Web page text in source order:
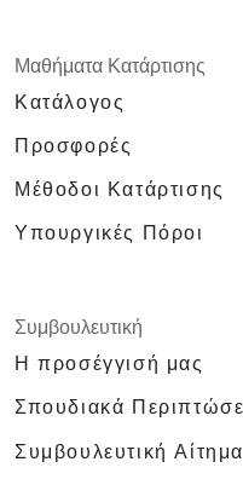
Μαθήματα Κατάρτισης
Κατάλογος
Προσφορές
Μέθοδοι Κατάρτισης
Υπουργικές Πόροι
Συμβουλευτική
Η προσέγγισή μας
Σπουδιακά
Συμβουλευτική Αίτημα